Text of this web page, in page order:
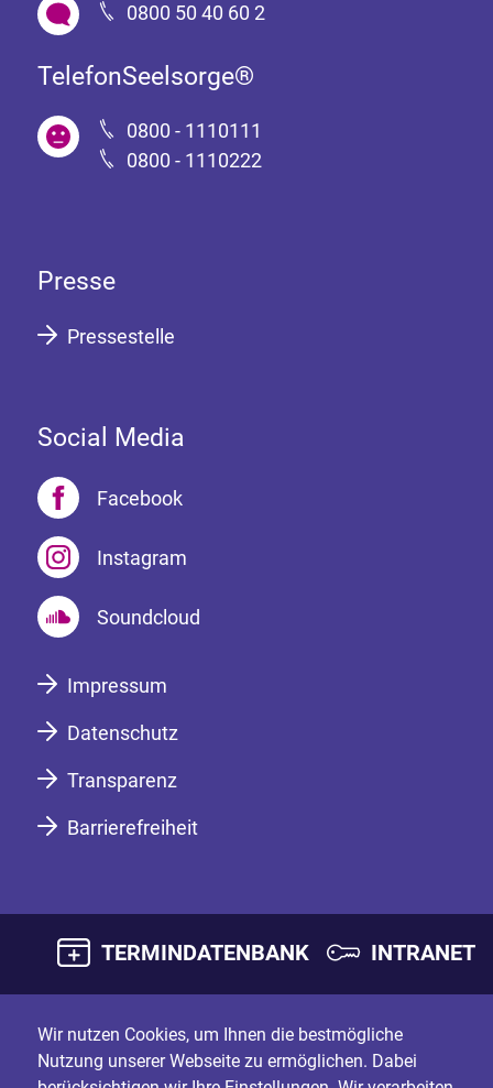
0800 50 40 60 2
TelefonSeelsorge®
0800 - 1110111
0800 - 1110222
Presse
Pressestelle
Social Media
Facebook
Instagram
Soundcloud
Impressum
Datenschutz
Transparenz
Barrierefreiheit
TERMINDATENBANK INTRANET
Wir nutzen Cookies, um Ihnen die bestmögliche
Nutzung unserer Webseite zu ermöglichen. Dabei